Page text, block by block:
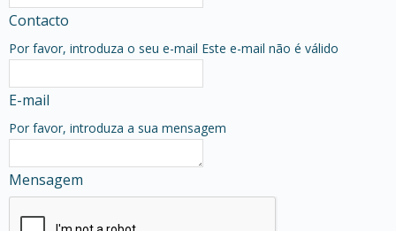
Contacto
Por favor, introduza o seu e-mail Este e-mail não é válido
E-mail
Por favor, introduza a sua mensagem
Mensagem